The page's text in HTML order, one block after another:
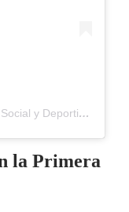
Una publicación compartida por Club Social y Deportivo Madryn (@clubmadryn)
la Primera